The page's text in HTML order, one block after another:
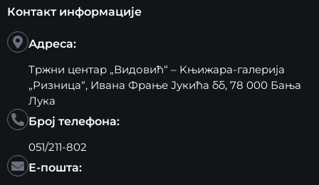
Контакт информације
Адреса:
Тржни центар „Видовић“ – Kњижара-галерија
„Ризница“, Ивана Фрање Јукића бб, 78 000 Бања
Лука
Број телефона:
051/211-802
Е-пошта: